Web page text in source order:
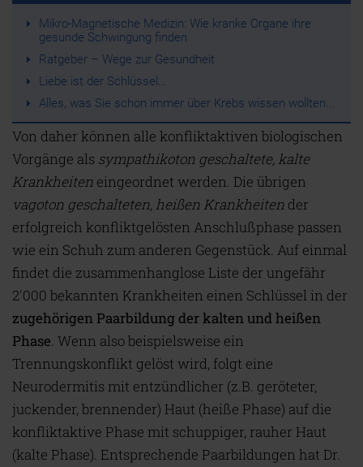
Mikro-Magnetische Medizin: Wie kranke Organe ihre
gesunde Schwingung finden
Ratgeber – Wege zur Gesundheit
Liebe ist der Schlüssel…
Alles, was Sie schon immer über Krebs wissen wollten...
Von daher können alle konfliktaktiven biologischen
Vorgänge als sympathikoton geschaltete, kalte
Krankheiten eingeordnet werden. Die übrigen
vagoton geschalteten, heißen Krankheiten der
erfolgreich konfliktgelösten Anschlußphase passen
wie ein Schuh zum anderen Gegenstück. Auf einmal
findet die zusammenhanglose Liste der ungefähr
2'000 bekannten Krankheiten einen Schlüssel in der
zugehörigen Paarbildung der kalten und heißen
Phase. Wenn also beispielsweise ein
Trennungskonflikt gelöst wird, folgt eine
Neurodermitis mit entzündlicher (z.B. geröteter,
juckender, brennender) Haut (heiße Phase) auf die
konfliktaktive Phase mit schuppiger, rauher Haut
(kalte Phase). Entsprechende Paarbildungen hat Dr.